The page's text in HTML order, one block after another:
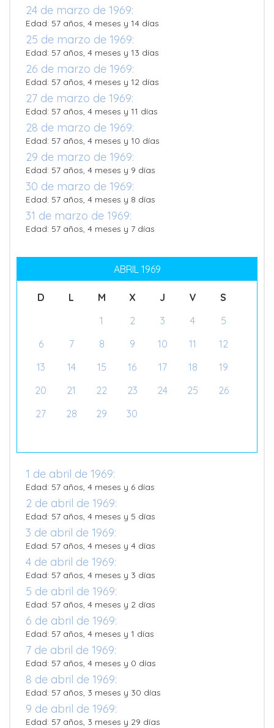
24 de marzo de 1969:
Edad: 57 años, 4 meses y 14 días
25 de marzo de 1969:
Edad: 57 años, 4 meses y 13 días
26 de marzo de 1969:
Edad: 57 años, 4 meses y 12 días
27 de marzo de 1969:
Edad: 57 años, 4 meses y 11 días
28 de marzo de 1969:
Edad: 57 años, 4 meses y 10 días
29 de marzo de 1969:
Edad: 57 años, 4 meses y 9 días
30 de marzo de 1969:
Edad: 57 años, 4 meses y 8 días
31 de marzo de 1969:
Edad: 57 años, 4 meses y 7 días
ABRIL 1969
D L M X J V
S
1
2 3 4
5
6
7 8 9 10 11
12
13
14 15 16 17 18
19
20
21 22 23 24 25
26
27
28 29 30
1 de abril de 1969:
Edad: 57 años, 4 meses y 6 días
2 de abril de 1969:
Edad: 57 años, 4 meses y 5 días
3 de abril de 1969:
Edad: 57 años, 4 meses y 4 días
4 de abril de 1969:
Edad: 57 años, 4 meses y 3 días
5 de abril de 1969:
Edad: 57 años, 4 meses y 2 días
6 de abril de 1969:
Edad: 57 años, 4 meses y 1 días
7 de abril de 1969:
Edad: 57 años, 4 meses y 0 días
8 de abril de 1969:
Edad: 57 años, 3 meses y 30 días
9 de abril de 1969:
Edad: 57 años, 3 meses y 29 días